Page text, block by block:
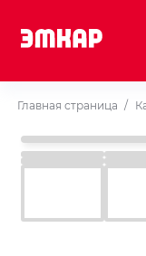
Главная страница /